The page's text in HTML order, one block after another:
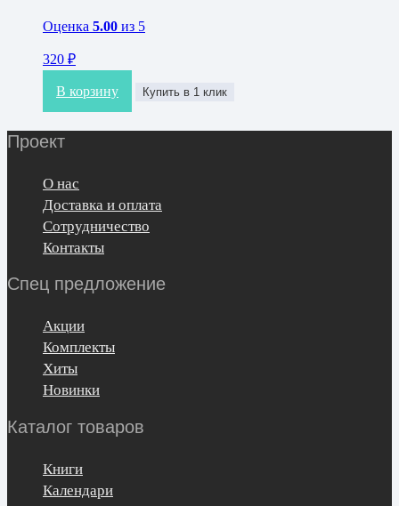
Оценка 5.00 из 5
320 ₽
В корзину Купить в 1 клик
Проект
О нас
Доставка и оплата
Сотрудничество
Контакты
Спец предложение
Акции
Комплекты
Хиты
Новинки
Каталог товаров
Книги
Календари